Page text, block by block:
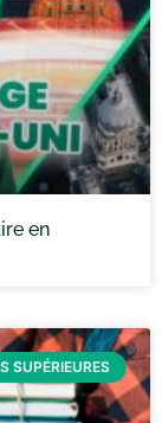
en
SUPÉRIEURES